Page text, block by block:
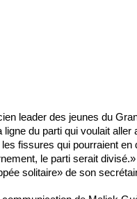
leader des jeunes du
ligne du parti qui voulait
fissures qui pourraient
le parti serait
solitaire» de son